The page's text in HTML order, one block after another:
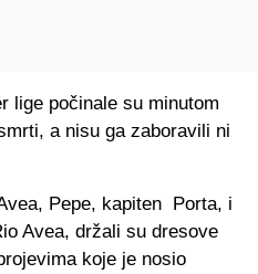
lige počinale su minutom
a nisu ga zaboravili ni
Pepe, kapiten Porta, i
Avea, držali su dresove
koje je nosio